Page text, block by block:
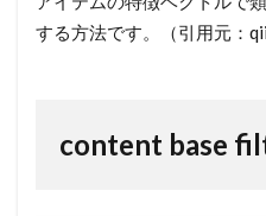
の情報
する方法です。（引用元：
content base